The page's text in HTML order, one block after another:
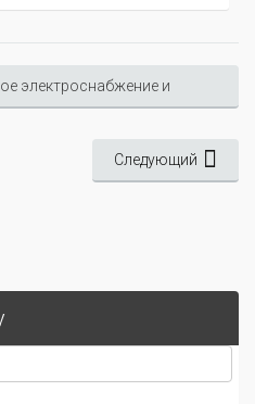
электроснабжение и
Следующий